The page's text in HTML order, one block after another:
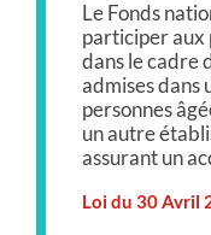
Le Fonds
participer aux
dans le cadre
admises dans
personnes
un autre
assurant un
Loi du 30 Avril